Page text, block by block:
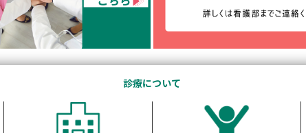
診療について